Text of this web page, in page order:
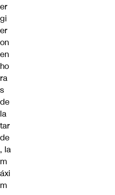
er
gi
er
on
en
ho
ra
s
de
la
tar
de
, la
m
áxi
m